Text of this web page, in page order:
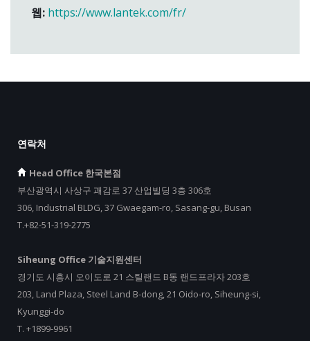
웹: https://www.lantek.com/fr/
연락처
Head Office 한국본점
부산광역시 사상구 괘감로 37 산업빌딩 3층 306호
306, Industrial BLDG, 37 Gwaegam-ro, Sasang-gu, Busan
T.+82-51-319-2775
Siheung Office 기술지원센터
경기도 시흥시 오이도로 21 스틸랜드 B동 랜드프라자 203호
203, Land Plaza, Steel Land B-dong, 21 Oido-ro, Siheung-si,
Kyunggi-do
T. +1899-9961